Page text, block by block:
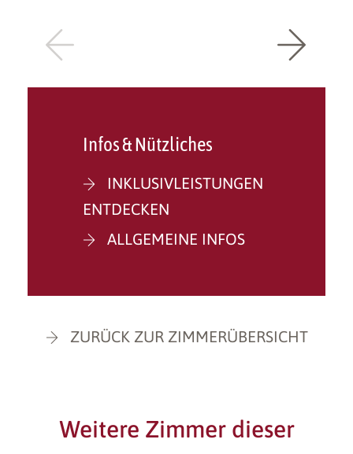
Infos & Nützliches
INKLUSIVLEISTUNGEN
ENTDECKEN
ALLGEMEINE INFOS
ZURÜCK ZUR ZIMMERÜBERSICHT
Weitere Zimmer dieser